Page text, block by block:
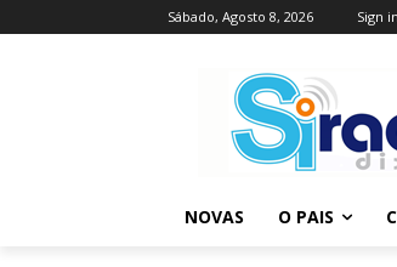
Sábado, Agosto 8, 2026 Sign
NOVAS O PAIS